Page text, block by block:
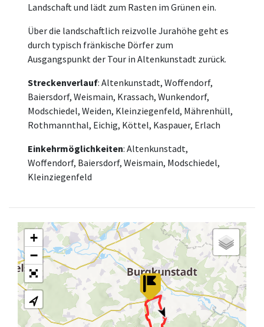
Landschaft und lädt zum Rasten im Grünen ein.
Über die landschaftlich reizvolle Jurahöhe geht es
durch typisch fränkische Dörfer zum
Ausgangspunkt der Tour in Altenkunstadt zurück.
Streckenverlauf: Altenkunstadt, Woffendorf,
Baiersdorf, Weismain, Krassach, Wunkendorf,
Modschiedel, Weiden, Kleinziegenfeld, Mährenhüll,
Rothmannthal, Eichig, Köttel, Kaspauer, Erlach
Einkehrmöglichkeiten: Altenkunstadt,
Woffendorf, Baiersdorf, Weismain, Modschiedel,
Kleinziegenfeld
+
−